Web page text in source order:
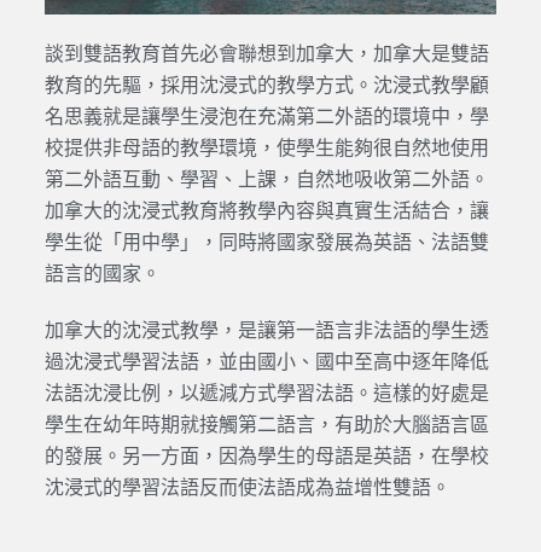
談到雙語教育首先必會聯想到加拿大，加拿大是雙語
教育的先驅，採用沈浸式的教學方式。沈浸式教學顧
名思義就是讓學生浸泡在充滿第二外語的環境中，學
校提供非母語的教學環境，使學生能夠很自然地使用
第二外語互動、學習、上課，自然地吸收第二外語。
加拿大的沈浸式教育將教學內容與真實生活結合，讓
學生從「用中學」，同時將國家發展為英語、法語雙
語言的國家。
加拿大的沈浸式教學，是讓第一語言非法語的學生透
過沈浸式學習法語，並由國小、國中至高中逐年降低
法語沈浸比例，以遞減方式學習法語。這樣的好處是
學生在幼年時期就接觸第二語言，有助於大腦語言區
的發展。另一方面，因為學生的母語是英語，在學校
沈浸式的學習法語反而使法語成為益增性雙語。